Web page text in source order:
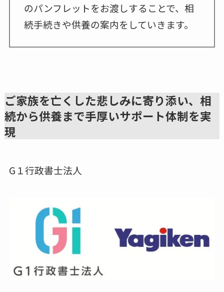
のパンフレットをお渡しすることで、相
続手続きや供養の案内をしていきます。
ご家族を亡くした悲しみに寄り添い、相
続から供養まで手厚いサポート体制を実
現
G１行政書士法人